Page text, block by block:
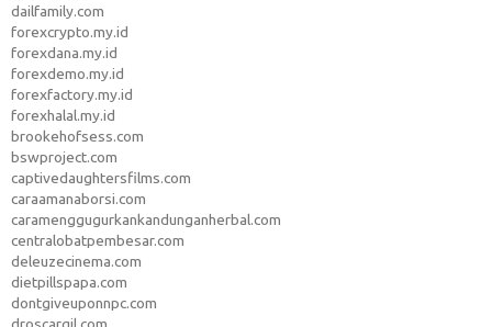
dailfamily.com
forexcrypto.my.id
forexdana.my.id
forexdemo.my.id
forexfactory.my.id
forexhalal.my.id
brookehofsess.com
bswproject.com
captivedaughtersfilms.com
caraamanaborsi.com
caramenggugurkankandunganherbal.com
centralobatpembesar.com
deleuzecinema.com
dietpillspapa.com
dontgiveuponnpc.com